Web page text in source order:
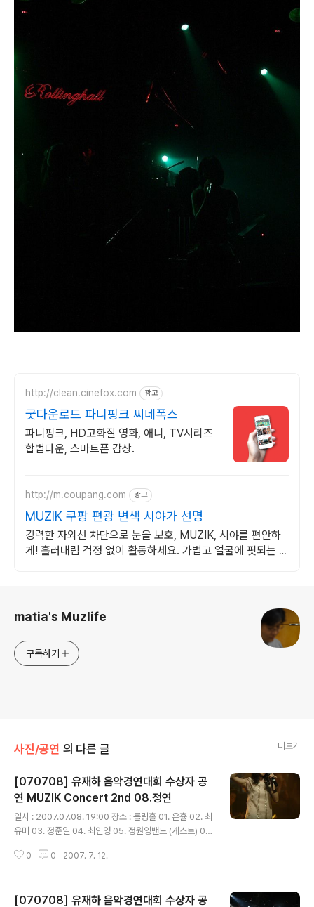
http://clean.cinefox.com 광고
굿다운로드 파니핑크 씨네폭스
파니핑크, HD고화질 영화, 애니, TV시리즈
합법다운, 스마트폰 감상.
http://m.coupang.com 광고
MUZIK 쿠팡 편광 변색 시야가 선명
강력한 자외선 차단으로 눈을 보호, MUZIK, 시야를 편안하
게! 흘러내림 걱정 없이 활동하세요. 가볍고 얼굴에 핏되는 선
matia's Muzlife
구독하기
사진/공연 의 다른 글 더보기
[070708] 유재하 음악경연대회 수상자 공
연 MUZIK Concert 2nd 08.정연
일시 : 2007.07.08. 19:00 장소 : 롤링홀 01. 은휼 02. 최
유미 03. 정준일 04. 최인영 05. 정원영밴드 (게스트) 06.
T SORROW 여덟번째... 16회 수상자 정연. 기존 차분한
진)가 출연하여 나름 준비한 댄스를 보여주셨는데요. 성진
0 0 2007. 7. 12.
[070708] 유재하 음악경연대회 수상자 공